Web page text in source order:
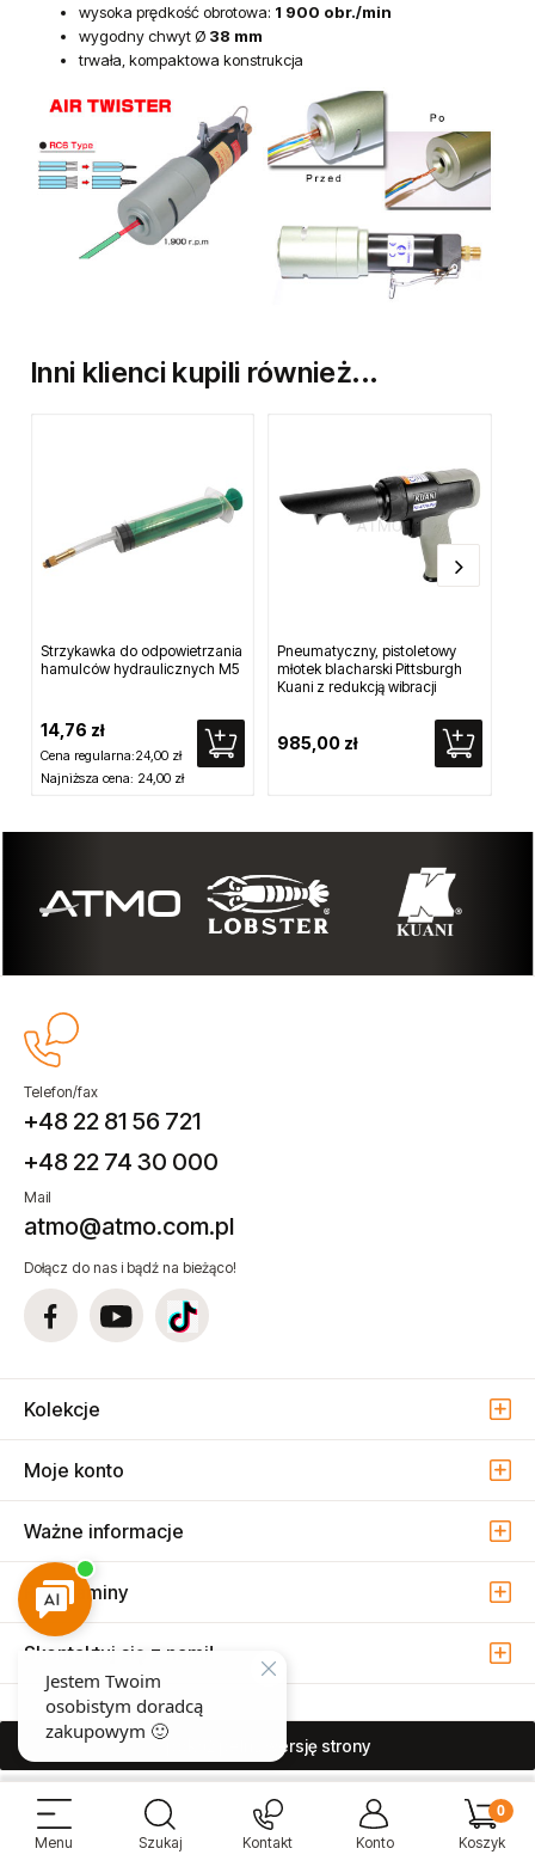
wysoka prędkość obrotowa: 1 900 obr./min
wygodny chwyt Ø 38 mm
trwała, kompaktowa konstrukcja
Inni klienci kupili również...
Strzykawka do odpowietrzania
hamulców hydraulicznych M5
14,76 zł
Cena regularna:24,00 zł
Najniższa cena: 24,00 zł
Pneumatyczny, pistoletowy
młotek blacharski Pittsburgh
Kuani z redukcją wibracji
985,00 zł
Telefon/fax
+48 22 81 56 721
+48 22 74 30 000
Mail
atmo@atmo.com.pl
Dołącz do nas i bądź na bieżąco!
Kolekcje
Moje konto
Ważne informacje
Regulaminy
Skontaktuj się z nami!
pokaż pełną wersję strony
Sprzedaż i serwis narzędzi pneumatycznych w Warszawie ul. Związkowa
15, 04-522 Warszawa ( Marysin Wawerski )
© 2026 Atmo Sp. z o.o. Wszelkie prawa zastrzeżone.